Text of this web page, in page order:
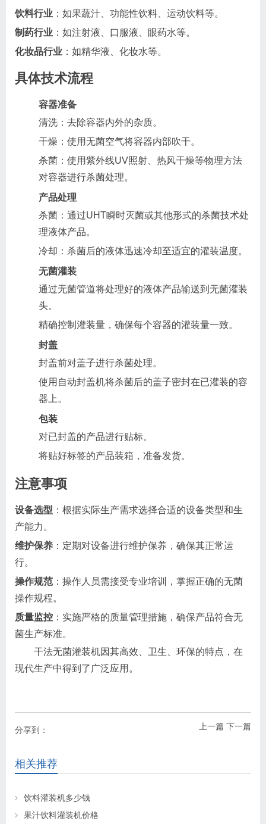
饮料行业 ：如果蔬汁、功能性饮料、运动饮料等。
制药行业 ：如注射液、口服液、眼药水等。
化妆品行业 ：如精华液、化妆水等。
具体技术流程
容器准备
清洗：去除容器内外的杂质。
干燥：使用无菌空气将容器内部吹干。
杀菌：使用紫外线UV照射、热风干燥等物理方法
对容器进行杀菌处理。
产品处理
杀菌：通过UHT瞬时灭菌或其他形式的杀菌技术处
理液体产品。
冷却：杀菌后的液体迅速冷却至适宜的灌装温度。
无菌灌装
通过无菌管道将处理好的液体产品输送到无菌灌装
头。
精确控制灌装量，确保每个容器的灌装量一致。
封盖
封盖前对盖子进行杀菌处理。
使用自动封盖机将杀菌后的盖子密封在已灌装的容
器上。
包装
对已封盖的产品进行贴标。
将贴好标签的产品装箱，准备发货。
注意事项
设备选型 ：根据实际生产需求选择合适的设备类型和生
产能力。
维护保养 ：定期对设备进行维护保养，确保其正常运
行。
操作规范：操作人员需接受专业培训，掌握正确的无菌
操作规程。
质量监控 ：实施严格的质量管理措施，确保产品符合无
菌生产标准。
干法无菌灌装机因其高效、卫生、环保的特点，在
现代生产中得到了广泛应用。
上一篇 下一篇
分享到：
相关推荐
饮料灌装机多少钱
果汁饮料灌装机价格